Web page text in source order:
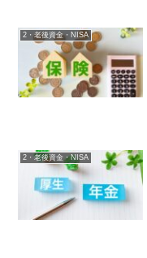
2・老後資金・NISA
2・老後資金・NISA